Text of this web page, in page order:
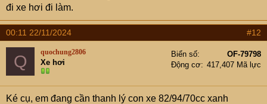
đi xe hơi đi làm.
00:11 22/11/2024 #12
Q quochung2806
Xe hơi
Biển số
OF-79798
Động cơ
417,407 Mã lực
Ké cụ, em đang cần thanh lý con xe 82/94/70cc xanh